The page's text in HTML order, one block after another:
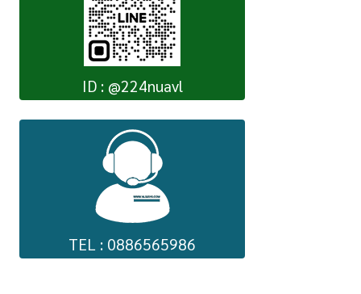
ID : @224nuavl
TEL : 0886565986